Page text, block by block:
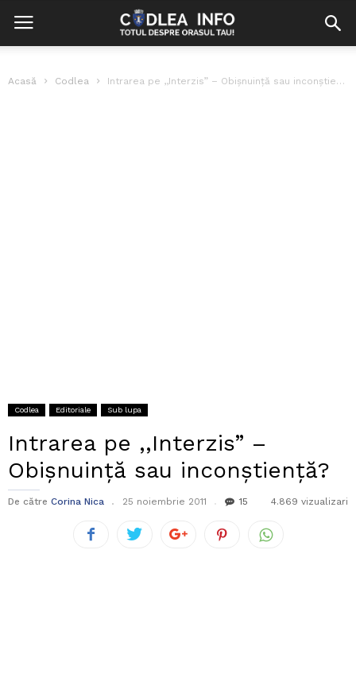
Acasă Codlea Intrarea pe ,,Interzis” – Obişnuinţă sau inconştienţă?
Codlea Editoriale Sub lupa
Intrarea pe ,,Interzis” –
Obişnuinţă sau inconştienţă?
De către Corina Nica 25 noiembrie 2011 15 4.869 vizualizari